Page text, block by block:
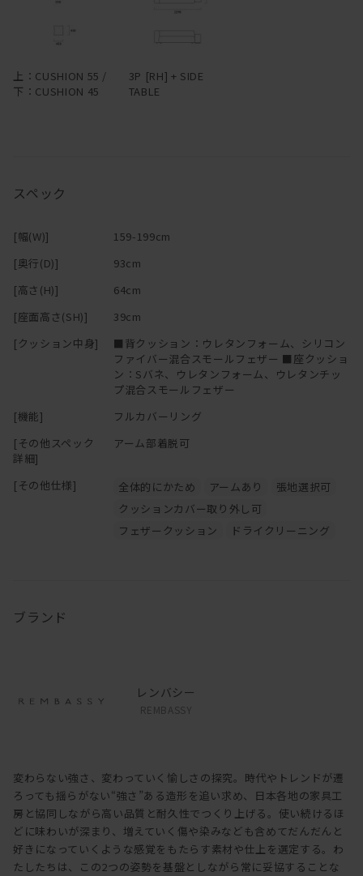
上：CUSHION 55 /
下：CUSHION 45
3P [RH] + SIDE
TABLE
スペック
[幅(W)]
159-199cm
[奥行(D)]
93cm
[高さ(H)]
64cm
[座面高さ(SH)]
39cm
[クッション中身]
■背クッション：ウレタンフォーム、シリコン
ファイバー混合スモールフェザー ■座クッショ
ン：Sバネ、ウレタンフォーム、ウレタンチッ
プ混合スモールフェザー
[機能]
フルカバーリング
[その他スペック
詳細]
アーム部着脱可
[その他仕様] 全体的にかため アームあり
張地選択可
クッションカバー取り外し可
フェザークッション
ドライクリーニング
ブランド
レンバシー
REMBASSY
変わらない強さ、変わっていく愉しさの探究。時代やトレンドが遷
ろっても揺らがない“強さ”ある造形を追い求め、日本各地の家具工
房と協同しながら高い品質と耐久性でつくり上げる。使い続けるほ
どに味わいが深まり、増えていく傷や染みなども含めてだんだんと
好きになっていくような感覚をもたらす素材や仕上を選定する。わ
たしたちは、この2つの姿勢を基盤としながら常に妥協することな